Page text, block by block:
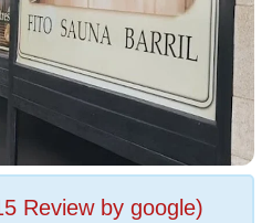
Review by google)